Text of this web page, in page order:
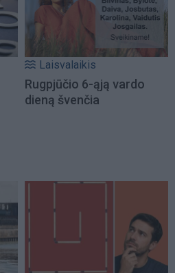
Laisvalaikis
Rugpjūčio 6-ąją vardo
dieną švenčia